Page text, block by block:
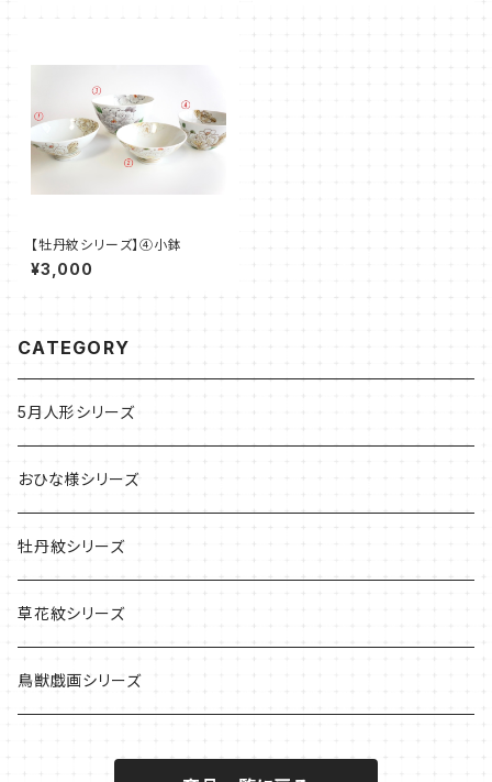
【牡丹紋シリーズ】④小鉢
¥3,000
CATEGORY
5月人形シリーズ
おひな様シリーズ
牡丹紋シリーズ
草花紋シリーズ
鳥獣戯画シリーズ